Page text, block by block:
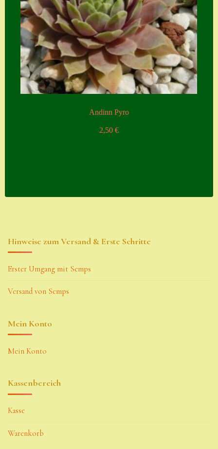
Andinn Pyro
2,50 €
Hinweise zum Versand & Erste Schritte
Erster Umgang mit Semps
Versand von Semps
Mein Konto
Mein Konto
Kassenbereich
Kasse
Warenkorb